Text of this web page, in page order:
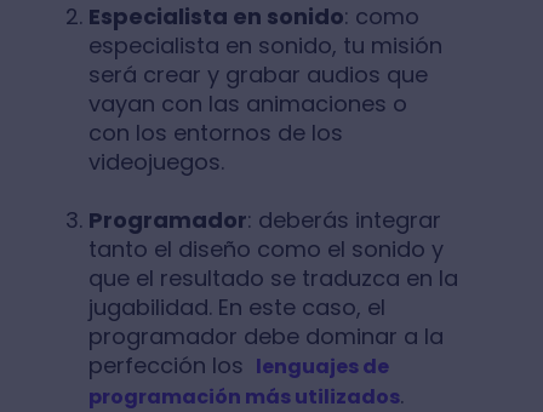
Especialista en sonido: como
especialista en sonido, tu misión
será crear y grabar audios que
vayan con las animaciones o
con los entornos de los
videojuegos.
Programador: deberás integrar
tanto el diseño como el sonido y
que el resultado se traduzca en la
jugabilidad. En este caso, el
programador debe dominar a la
perfección los lenguajes de
programación más utilizados.